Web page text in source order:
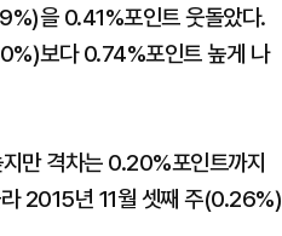
을 0.41%포인트 웃돌았다.
보다 0.74%포인트 높게 나
만 격차는 0.20%포인트까지
2015년 11월 셋째 주(0.26%)